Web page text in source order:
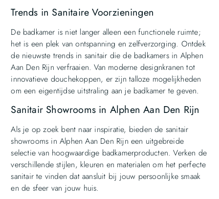
Trends in Sanitaire Voorzieningen
De badkamer is niet langer alleen een functionele ruimte;
het is een plek van ontspanning en zelfverzorging. Ontdek
de nieuwste trends in sanitair die de badkamers in Alphen
Aan Den Rijn verfraaien. Van moderne designkranen tot
innovatieve douchekoppen, er zijn talloze mogelijkheden
om een eigentijdse uitstraling aan je badkamer te geven.
Sanitair Showrooms in Alphen Aan Den Rijn
Als je op zoek bent naar inspiratie, bieden de sanitair
showrooms in Alphen Aan Den Rijn een uitgebreide
selectie van hoogwaardige badkamerproducten. Verken de
verschillende stijlen, kleuren en materialen om het perfecte
sanitair te vinden dat aansluit bij jouw persoonlijke smaak
en de sfeer van jouw huis.